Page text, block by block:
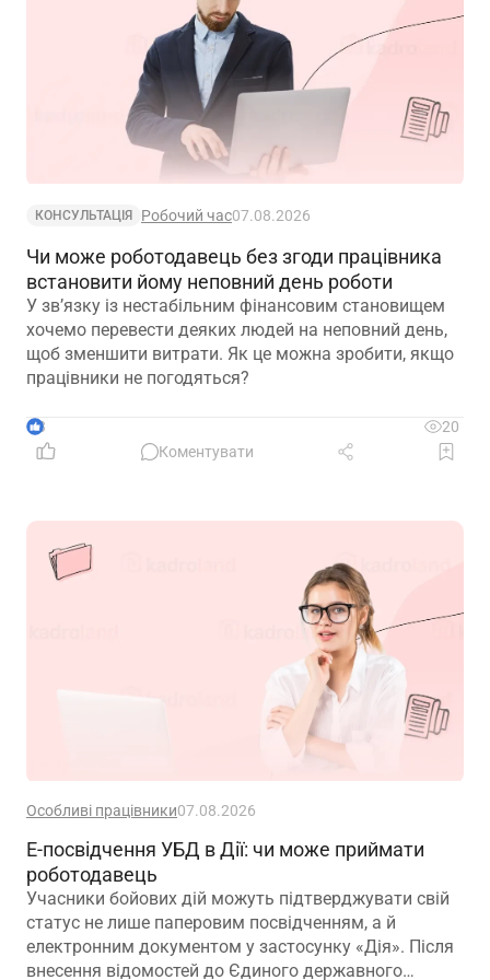
КОНСУЛЬТАЦІЯ Робочий час07.08.2026
Чи може роботодавець без згоди працівника
встановити йому неповний день роботи
У зв’язку із нестабільним фінансовим становищем
хочемо перевести деяких людей на неповний день,
щоб зменшити витрати. Як це можна зробити, якщо
працівники не погодяться?
3
20
Коментувати
Особливі працівники07.08.2026
Е-посвідчення УБД в Дії: чи може приймати
роботодавець
Учасники бойових дій можуть підтверджувати свій
статус не лише паперовим посвідченням, а й
електронним документом у застосунку «Дія». Після
внесення відомостей до Єдиного державного